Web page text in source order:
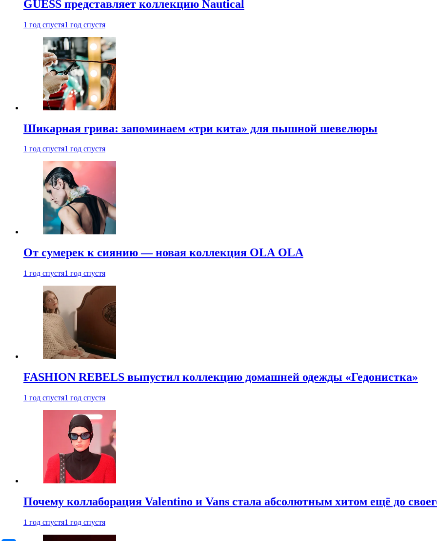
GUESS представляет коллекцию Nautical
1 год спустя1 год спустя
Шикарная грива: запоминаем «три кита» для пышной шевелюры
1 год спустя1 год спустя
От сумерек к сиянию — новая коллекция OLA OLA
1 год спустя1 год спустя
FASHION REBELS выпустил коллекцию домашней одежды «Гедонистка»
1 год спустя1 год спустя
Почему коллаборация Valentino и Vans стала абсолютным хитом ещё до
1 год спустя1 год спустя